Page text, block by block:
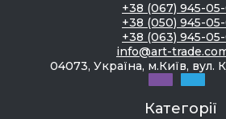
+38 (067) 945-
+38 (050) 945-
+38 (063) 945-
info@art-
04073, Україна, м.Київ, вул.
Категорії